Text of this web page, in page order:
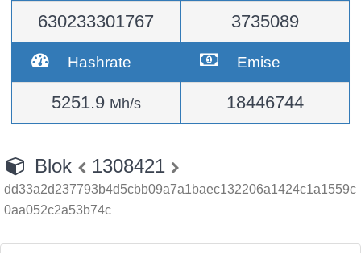
630233301767 3735089
Hashrate
5251.9 Mh/s
Emise
18446744
Blok 1308421
dd33a2d237793b4d5cbb09a7a1baec132206a1424c1a1559c
0aa052c2a53b74c